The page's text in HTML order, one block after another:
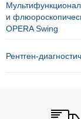
и
OPERA Swing
Рентген-